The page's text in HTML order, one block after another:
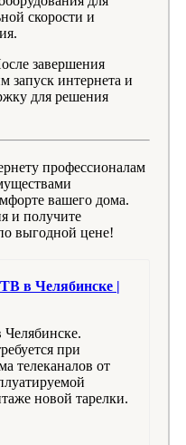
скорости и
завершения
запуск интернета и
для решения
профессионалам
вашего дома.
и получите
выгодной цене!
в Челябинске |
при
телеканалов от
новой тарелки.